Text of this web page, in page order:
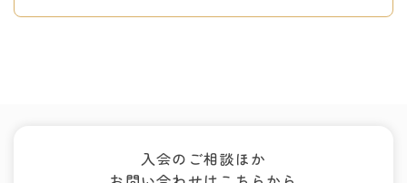
入会のご相談ほか